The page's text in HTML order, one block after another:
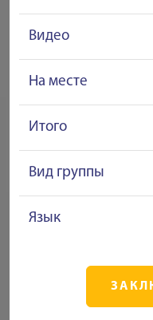
Видео
На месте
Итого
Вид группы
Язык